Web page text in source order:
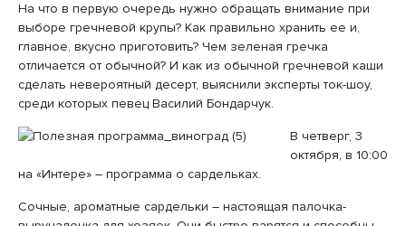
На что в первую очередь нужно обращать внимание при
выборе гречневой крупы? Как правильно хранить ее и,
главное, вкусно приготовить? Чем зеленая гречка
отличается от обычной? И как из обычной гречневой каши
сделать невероятный десерт, выяснили эксперты ток-шоу,
среди которых певец Василий Бондарчук.
В четверг, 3
октября, в 10:00
на «Интере» – программа о сардельках.
Сочные, ароматные сардельки – настоящая палочка-